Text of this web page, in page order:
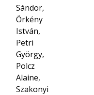
Sándor,
Örkény
István,
Petri
György,
Polcz
Alaine,
Szakonyi